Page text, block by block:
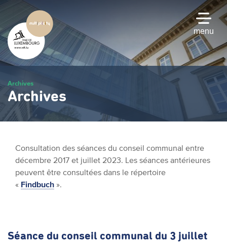
contenu
principal
menu
Archives
Archives
Consultation des séances du conseil communal entre
décembre 2017 et juillet 2023. Les séances antérieures
peuvent être consultées dans le répertoire
« Findbuch ».
Séance du conseil communal du 3 juillet